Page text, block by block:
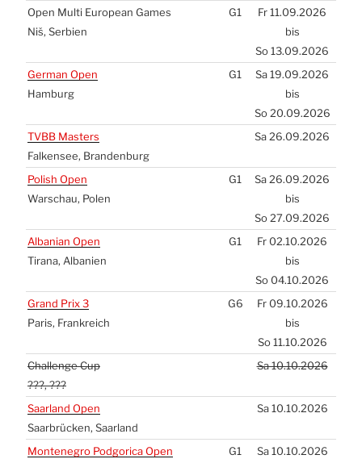
Open Mul­ti Euro­pean Games
Niš, Ser­bi­en
G1
Fr 11.09.2026
bis
So 13.09.2026
Ger­man Open
Ham­burg
G1
Sa 19.09.2026
bis
So 20.09.2026
TVBB Mas­ters
Fal­ken­see, Bran­den­burg
Sa 26.09.2026
Polish Open
War­schau, Polen
G1
Sa 26.09.2026
bis
So 27.09.2026
Alba­ni­an Open
Tira­na, Alba­ni­en
G1
Fr 02.10.2026
bis
So 04.10.2026
Grand Prix 3
Paris, Frank­reich
G6
Fr 09.10.2026
bis
So 11.10.2026
Chal­len­ge Cup
???, ???
Sa 10.10.2026
Saar­land Open
Saar­brü­cken, Saar­land
Sa 10.10.2026
Mon­te­ne­gro Pod­go­ri­ca Open
G1
Sa 10.10.2026